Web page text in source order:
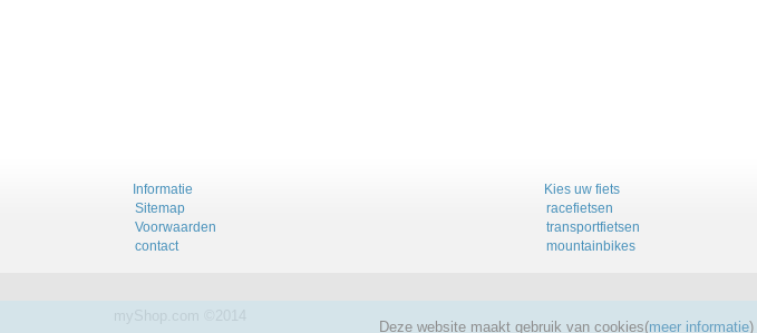
Deze website maakt gebruik van cookies(meer informatie)
Informatie
Sitemap
Voorwaarden
contact
Kies uw fiets
racefietsen
transportfietsen
mountainbikes